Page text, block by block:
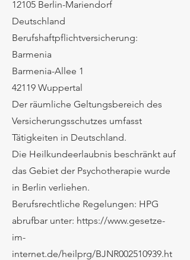
12105 Berlin-Mariendorf
Deutschland
Berufshaftpflichtversicherung:
Barmenia
Barmenia-Allee 1
42119 Wuppertal
Der räumliche Geltungsbereich des
Versicherungsschutzes umfasst
Tätigkeiten in Deutschland.
Die Heilkundeerlaubnis beschränkt auf
das Gebiet der Psychotherapie wurde
in Berlin verliehen.
Berufsrechtliche Regelungen: HPG
abrufbar unter: https://www.gesetze-
im-
internet.de/heilprg/BJNR002510939.ht